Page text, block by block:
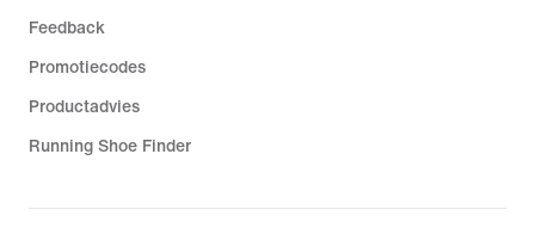
Feedback
Promotiecodes
Productadvies
Running Shoe Finder